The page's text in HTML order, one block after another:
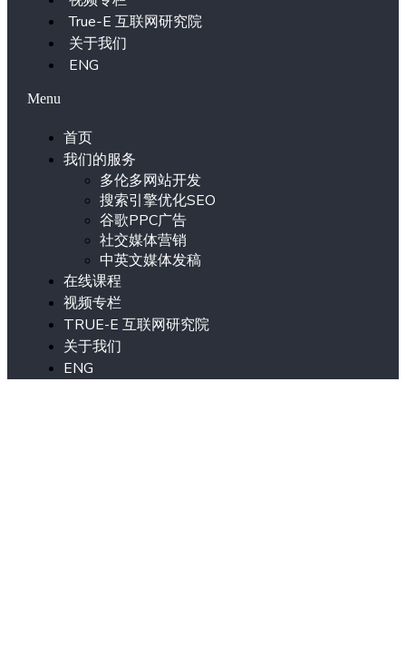
True-E 互联网研究院
关于我们
ENG
Menu
首页
我们的服务
多伦多网站开发
搜索引擎优化SEO
谷歌PPC广告
社交媒体营销
中英文媒体发稿
在线课程
视频专栏
TRUE-E 互联网研究院
关于我们
ENG